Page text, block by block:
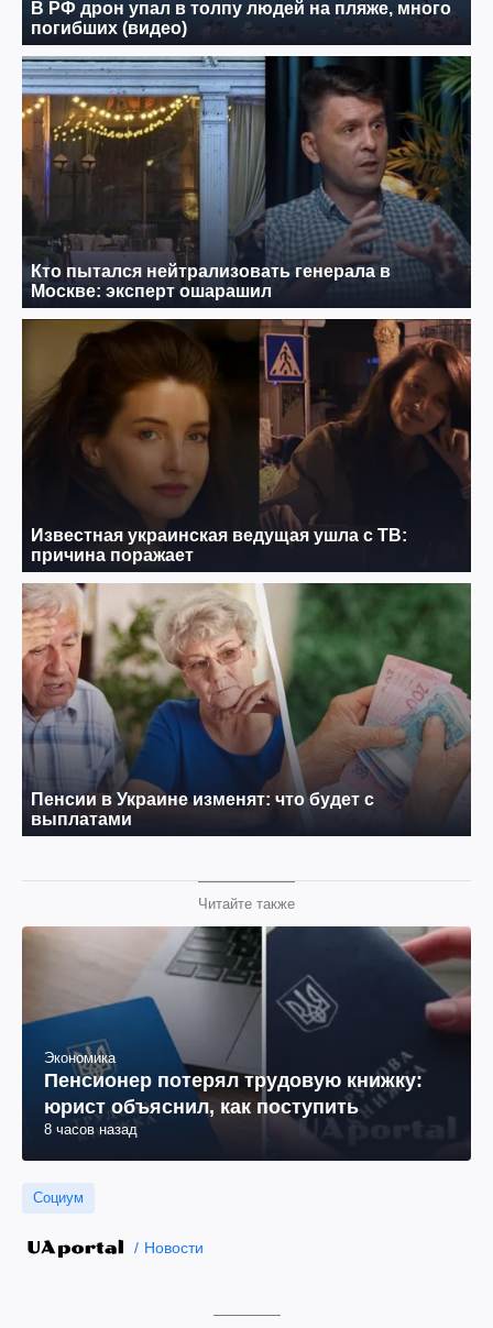
Читайте также
Экономика
Пенсионер потерял трудовую книжку:
юрист объяснил, как поступить
8 часов назад
Социум
Новости